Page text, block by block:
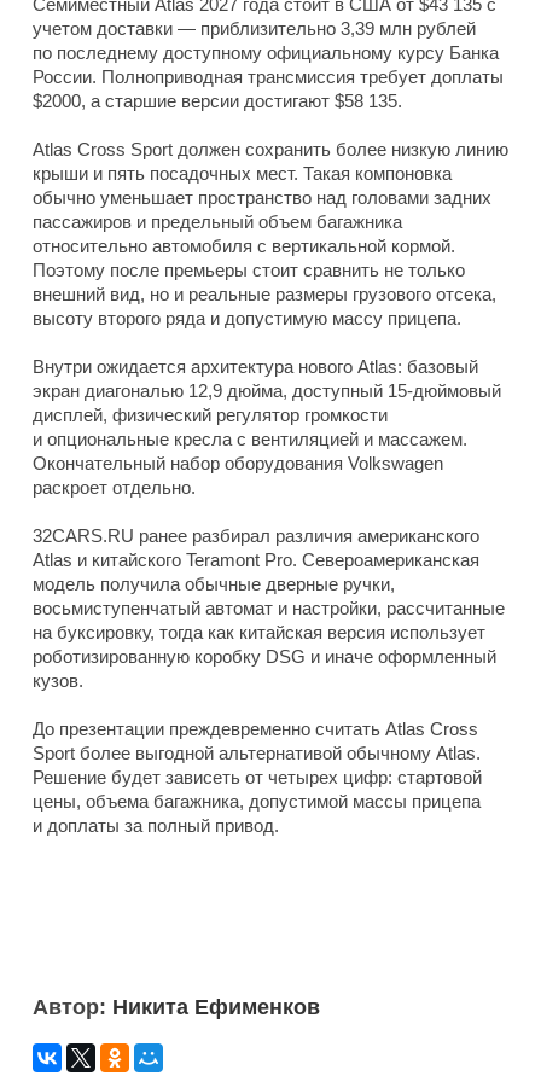
учетом доставки — приблизительно 3,39 млн рублей
по последнему доступному официальному курсу Банка
России. Полноприводная трансмиссия требует доплаты
$2000, а старшие версии достигают $58 135.
Atlas Cross Sport должен сохранить более низкую линию
крыши и пять посадочных мест. Такая компоновка
обычно уменьшает пространство над головами задних
пассажиров и предельный объем багажника
относительно автомобиля с вертикальной кормой.
Поэтому после премьеры стоит сравнить не только
внешний вид, но и реальные размеры грузового отсека,
высоту второго ряда и допустимую массу прицепа.
Внутри ожидается архитектура нового Atlas: базовый
экран диагональю 12,9 дюйма, доступный 15-дюймовый
дисплей, физический регулятор громкости
и опциональные кресла с вентиляцией и массажем.
Окончательный набор оборудования Volkswagen
раскроет отдельно.
32CARS.RU ранее разбирал различия американского
Atlas и китайского Teramont Pro. Североамериканская
модель получила обычные дверные ручки,
восьмиступенчатый автомат и настройки, рассчитанные
на буксировку, тогда как китайская версия использует
роботизированную коробку DSG и иначе оформленный
кузов.
До презентации преждевременно считать Atlas Cross
Sport более выгодной альтернативой обычному Atlas.
Решение будет зависеть от четырех цифр: стартовой
цены, объема багажника, допустимой массы прицепа
и доплаты за полный привод.
Автор: Никита Ефименков